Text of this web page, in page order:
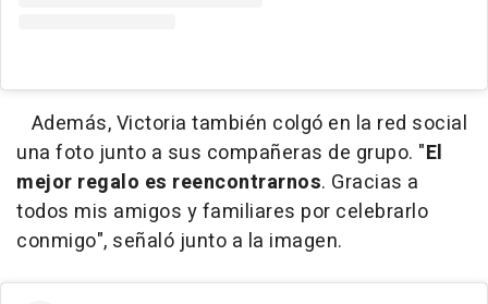
Además, Victoria también colgó en la red social
una foto junto a sus compañeras de grupo. "El
mejor regalo es reencontrarnos. Gracias a
todos mis amigos y familiares por celebrarlo
conmigo", señaló junto a la imagen.